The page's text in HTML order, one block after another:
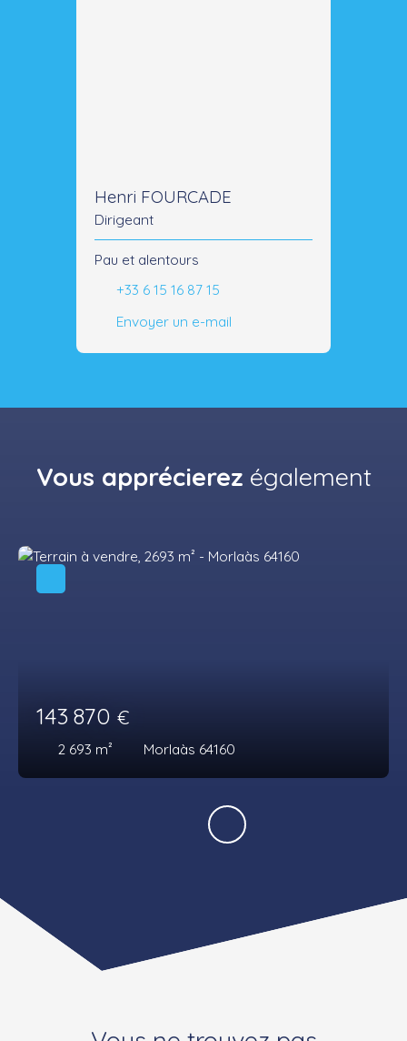
Henri FOURCADE
Dirigeant
Pau et alentours
+33 6 15 16 87 15
Envoyer un e-mail
Vous apprécierez également
143 870 €
2 693 m² Morlaàs 64160